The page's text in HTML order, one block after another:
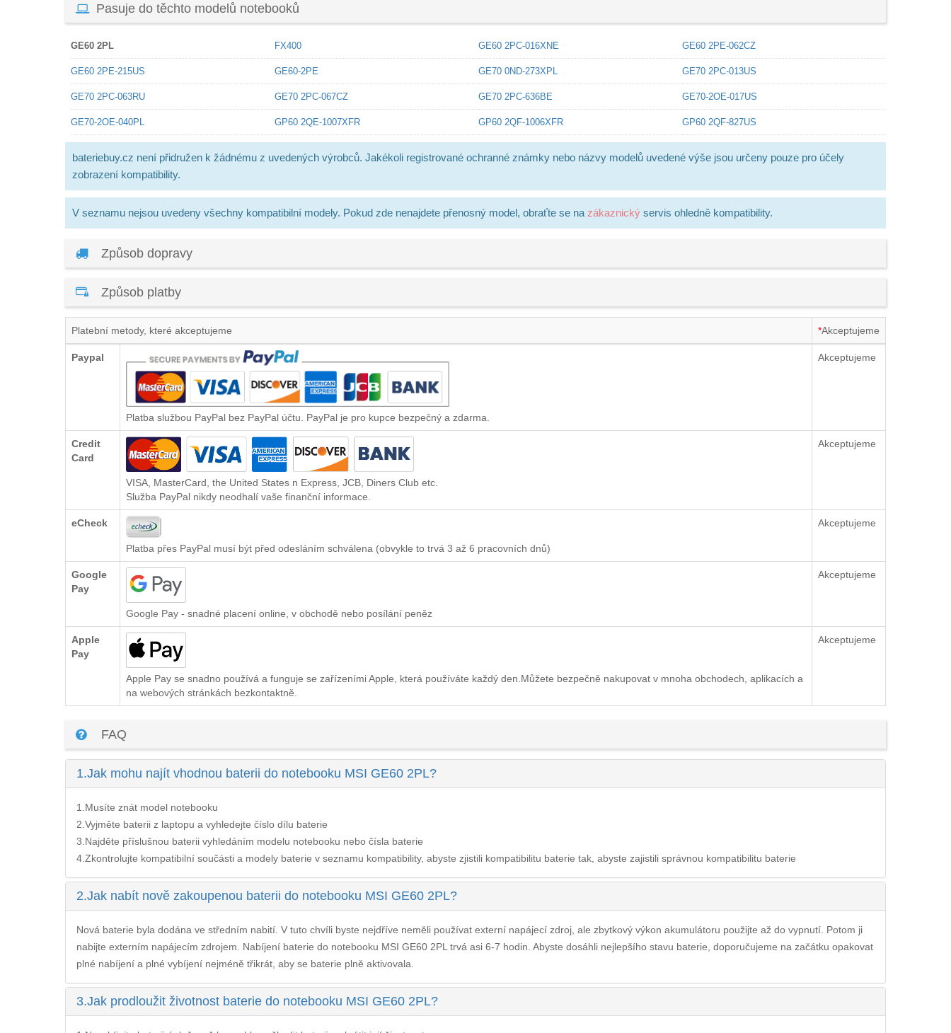
Pasuje do těchto modelů notebooků
GE60 2PL FX400 GE60 2PC-016XNE GE60 2PE-062CZ
GE60 2PE-215US GE60-2PE GE70 0ND-273XPL GE70 2PC-013US
GE70 2PC-063RU GE70 2PC-067CZ GE70 2PC-636BE GE70-2OE-017US
GE70-2OE-040PL GP60 2QE-1007XFR GP60 2QF-1006XFR GP60 2QF-827US
bateriebuy.cz není přidružen k žádnému z uvedených výrobců. Jakékoli registrované ochranné známky nebo názvy modelů uvedené výše jsou určeny pouze pro účely
zobrazení kompatibility.
V seznamu nejsou uvedeny všechny kompatibilní modely. Pokud zde nenajdete přenosný model, obraťte se na zákaznický servis ohledně kompatibility.
Způsob dopravy
Způsob platby
Platební metody, které akceptujeme *Akceptujeme
Paypal
Platba službou PayPal bez PayPal účtu. PayPal je pro kupce bezpečný a zdarma.
Akceptujeme
Credit
Card
VISA, MasterCard, the United States n Express, JCB, Diners Club etc.
Služba PayPal nikdy neodhalí vaše finanční informace.
Akceptujeme
eCheck
Platba přes PayPal musí být před odesláním schválena (obvykle to trvá 3 až 6 pracovních dnů)
Akceptujeme
Google
Pay
Google Pay - snadné placení online, v obchodě nebo posílání peněz
Akceptujeme
Apple
Pay
Apple Pay se snadno používá a funguje se zařízeními Apple, která používáte každý den.Můžete bezpečně nakupovat v mnoha obchodech, aplikacích a
na webových stránkách bezkontaktně.
Akceptujeme
FAQ
1.Jak mohu najít vhodnou baterii do notebooku MSI GE60 2PL?
1.Musíte znát model notebooku
2.Vyjměte baterii z laptopu a vyhledejte číslo dílu baterie
3.Najděte příslušnou baterii vyhledáním modelu notebooku nebo čísla baterie
4.Zkontrolujte kompatibilní součásti a modely baterie v seznamu kompatibility, abyste zjistili kompatibilitu baterie tak, abyste zajistili správnou kompatibilitu baterie
2.Jak nabít nově zakoupenou baterii do notebooku MSI GE60 2PL?
Nová baterie byla dodána ve středním nabití. V tuto chvíli byste nejdříve neměli používat externí napájecí zdroj, ale zbytkový výkon akumulátoru použijte až do vypnutí. Potom ji
nabijte externím napájecím zdrojem. Nabíjení baterie do notebooku MSI GE60 2PL trvá asi 6-7 hodin. Abyste dosáhli nejlepšího stavu baterie, doporučujeme na začátku opakovat
plné nabíjení a plné vybíjení nejméně třikrát, aby se baterie plně aktivovala.
3.Jak prodloužit životnost baterie do notebooku MSI GE60 2PL?